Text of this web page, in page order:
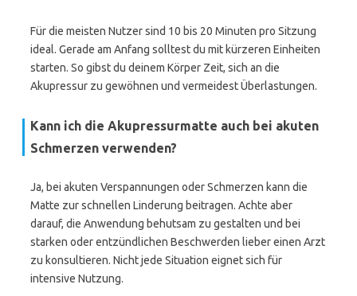
Für die meisten Nutzer sind 10 bis 20 Minuten pro Sitzung
ideal. Gerade am Anfang solltest du mit kürzeren Einheiten
starten. So gibst du deinem Körper Zeit, sich an die
Akupressur zu gewöhnen und vermeidest Überlastungen.
Kann ich die Akupressurmatte auch bei akuten
Schmerzen verwenden?
Ja, bei akuten Verspannungen oder Schmerzen kann die
Matte zur schnellen Linderung beitragen. Achte aber
darauf, die Anwendung behutsam zu gestalten und bei
starken oder entzündlichen Beschwerden lieber einen Arzt
zu konsultieren. Nicht jede Situation eignet sich für
intensive Nutzung.